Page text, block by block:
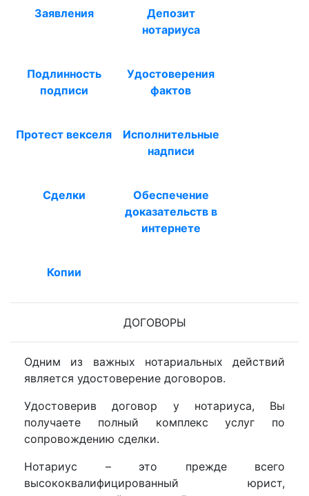
Заявления
Депозит
нотариуса
Подлинность
подписи
Удостоверения
фактов
Протест векселя
Исполнительные
надписи
Сделки
Обеспечение
доказательств в
интернете
Копии
ДОГОВОРЫ
Одним из важных нотариальных действий
является удостоверение договоров.
Удостоверив договор у нотариуса, Вы
получаете полный комплекс услуг по
сопровождению сделки.
Нотариус – это прежде всего
высококвалифицированный юрист,